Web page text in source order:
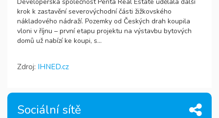
krok k zastavění severovýchodní části žižkovského
nákladového nádraží. Pozemky od Českých drah koupila
vloni v říjnu – první etapu projektu na výstavbu bytových
domů už nabízí ke koupi, s...
Zdroj: IHNED.cz
Sociální sítě